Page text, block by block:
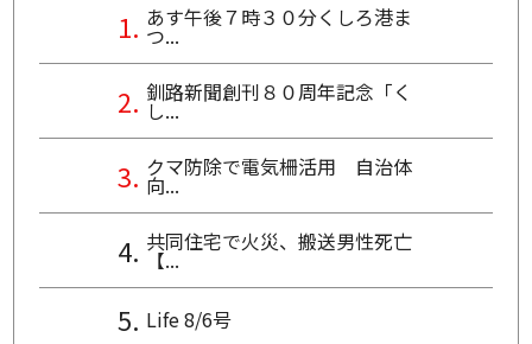
あす午後７時３０分くしろ港ま
つ...
釧路新聞創刊８０周年記念「く
し...
クマ防除で電気柵活用 自治体
向...
共同住宅で火災、搬送男性死亡
【...
Life 8/6号